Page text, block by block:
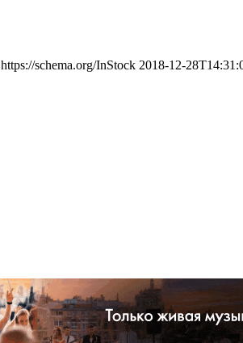
https://schema.org/InStock 2018-12-